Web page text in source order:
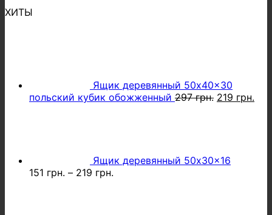
ХИТЫ
Ящик деревянный 50x40x30
польский кубик обожженный 297грн. 219 грн.
Ящик деревянный 50x30x16
151 грн. – 219 грн.